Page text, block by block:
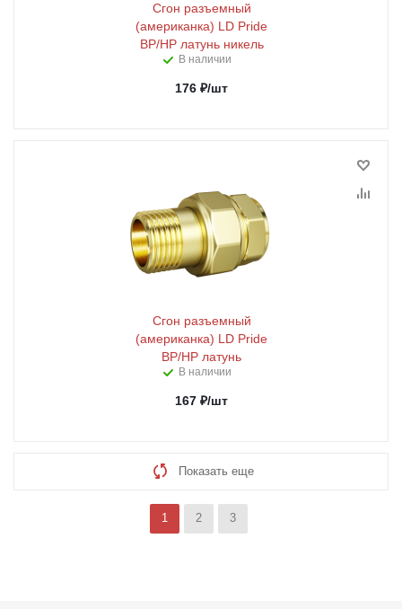
Сгон разъемный
(американка) LD Pride
ВР/НР латунь никель
В наличии
176 ₽/шт
Сгон разъемный
(американка) LD Pride
ВР/НР латунь
В наличии
167 ₽/шт
Показать еще
1 2 3